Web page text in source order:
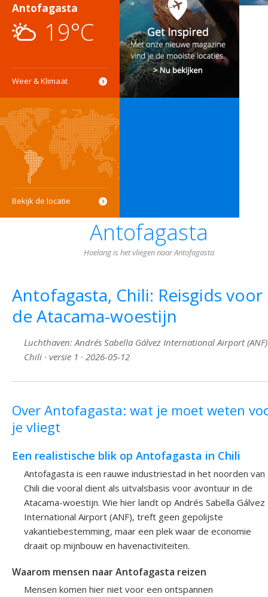
Antofagasta
19°C
Weer & Klimaat
Bekijk de locatie
Antofagasta
Hoelang is het vliegen naar Antofagasta
Antofagasta, Chili: Reisgids voor
de Atacama-woestijn
Luchthaven: Andrés Sabella Gálvez International Airport (ANF)
Chili · versie 1 · 2026-05-12
Over Antofagasta: wat je moet weten
je vliegt
Een realistische blik op Antofagasta in Chili
Antofagasta is een rauwe industriestad in het noorden van
Chili die vooral dient als uitvalsbasis voor avontuur in de
Atacama-woestijn. Wie hier landt op Andrés Sabella Gálvez
International Airport (ANF), treft geen gepolijste
vakantiebestemming, maar een plek waar de economie
draait op mijnbouw en havenactiviteiten.
Waarom mensen naar Antofagasta reizen
Mensen komen hier niet voor een ontspannen